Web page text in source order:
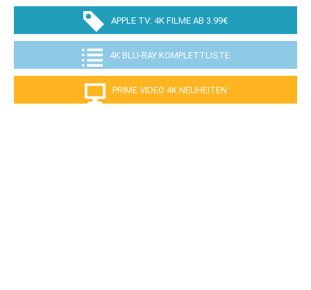
APPLE TV: 4K FILME AB 3.99€
4K BLU-RAY KOMPLETTLISTE
PRIME VIDEO 4K NEUHEITEN